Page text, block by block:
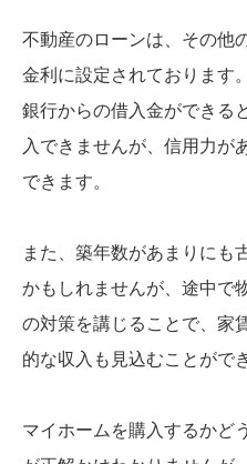
不動産のローンは、その他
金利に設定されております。
銀行からの借入金ができる
入できませんが、信用力が
できます。
また、築年数があまりにも
かもしれませんが、途中で
の対策を講じることで、家
的な収入も見込むことがで
マイホームを購入するかど